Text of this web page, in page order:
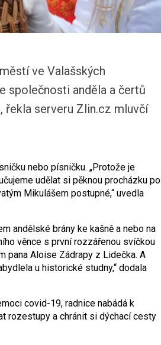
ve Valašských
společnosti anděla a čertů
řekla serveru Zlin.cz mluvčí
nebo písničku. „Protože je
udělat si pěknou procházku po
Mikulášem postupné,“ uvedla
andělské brány ke kašně a nebo na
věnce s první rozzářenou svíčkou
pana Aloise Zádrapy z Lidečka. A
u historické studny,“ dodala
covid-19, radnice nabádá k
rozestupy a chránit si dýchací cesty